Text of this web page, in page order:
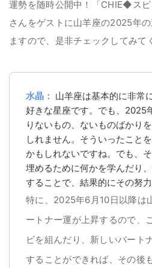
運勢を随時公開中！「CHIE◆ス
さんをゲストに山羊座の2025年
ますので、是非チェックしてみて
水晶： 山羊座は基本的に非常
好きな星座です。でも、2025
りないもの、ないものばかり
しれません。そういったこと
かもしれないですね。でも、
埋めるために何かを学んだり
することで、結果的にその努
特に、2025年6月10日以降は
ートナー運が上昇するので、
ビを組んだり、新しいパート
することができれば、その後